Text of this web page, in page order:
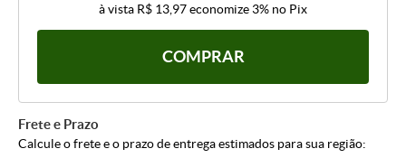
à vista R$ 13,97economize 3% no Pix
COMPRAR
Frete e Prazo
Calcule o frete e o prazo de entrega estimados para sua região: